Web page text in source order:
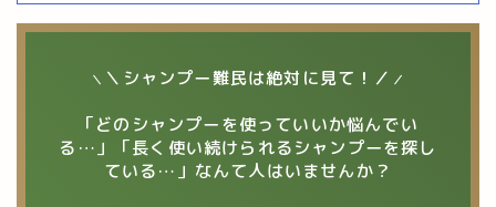
＼ ＼シャンプー難民は絶対に見て！／ ／
「どのシャンプーを使っていいか悩んでい
る…」「長く使い続けられるシャンプーを探し
ている…」なんて人はいませんか？